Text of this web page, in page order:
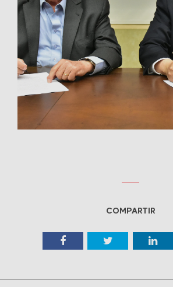
COMPARTIR